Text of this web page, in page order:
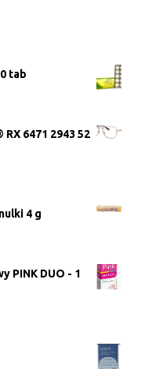
tab
RX 6471 2943 52
4 g
PINK DUO - 1